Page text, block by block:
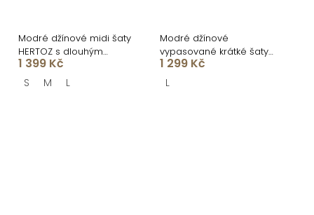
Modré džínové midi šaty
HERTOZ s dlouhým
rukávem
1 399 Kč
S M L
Modré džínové
vypasované krátké šaty
MUNDIS
1 299 Kč
L